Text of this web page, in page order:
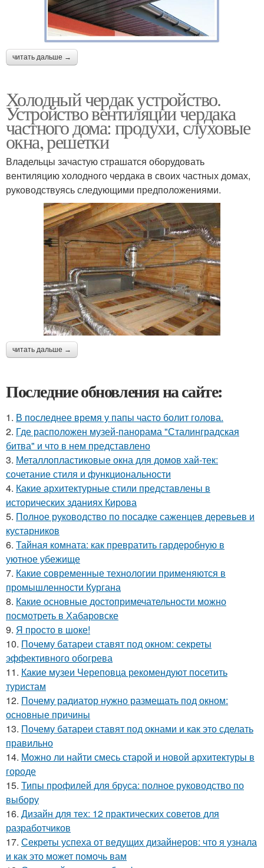
читать дальше →
Холодный чердак устройство.
Устройство вентиляции чердака
частного дома: продухи, слуховые
окна, решетки
Владельцы зачастую страшатся оборудовать
вентиляцию холодного чердака в своих частных домах,
руководствуясь следующими предположениями.
читать дальше →
Последние обновления на сайте:
1. В последнее время у папы часто болит голова.
2. Где расположен музей-панорама "Сталинградская
битва" и что в нем представлено
3. Металлопластиковые окна для домов хай-тек:
сочетание стиля и функциональности
4. Какие архитектурные стили представлены в
исторических зданиях Кирова
5. Полное руководство по посадке саженцев деревьев и
кустарников
6. Тайная комната: как превратить гардеробную в
уютное убежище
7. Какие современные технологии применяются в
промышленности Кургана
8. Какие основные достопримечательности можно
посмотреть в Хабаровске
9. Я просто в шоке!
10. Почему батареи ставят под окном: секреты
эффективного обогрева
11. Какие музеи Череповца рекомендуют посетить
туристам
12. Почему радиатор нужно размещать под окном:
основные причины
13. Почему батареи ставят под окнами и как это сделать
правильно
14. Можно ли найти смесь старой и новой архитектуры в
городе
15. Типы профилей для бруса: полное руководство по
выбору
16. Дизайн для тех: 12 практических советов для
разработчиков
17. Секреты успеха от ведущих дизайнеров: что я узнала
и как это может помочь вам